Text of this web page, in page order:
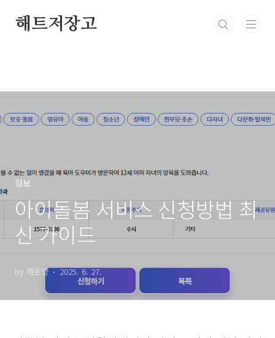
해트저장고
정보
아이돌봄 서비스 신청방법 최
신 가이드
by 해트얌 2025. 6. 27.